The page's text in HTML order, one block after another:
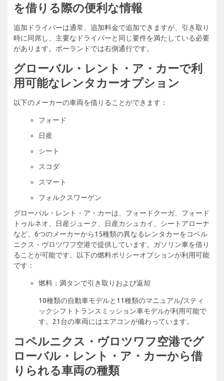
を借りる際の便利な情報
追加ドライバーは通常、追加料金で追加できますが、引き取り
時に同席し、主要なドライバーと同じ要件を満たしている必要
があります。ポーランドでは右側通行です。
グローバル・レント・ア・カーで利
用可能なレンタカーオプション
以下のメーカーの車両を借りることができます：
フォード
日産
シート
スコダ
スマート
フォルクスワーゲン
グローバル・レント・ア・カーは、フォードクーガ、フォード
トゥルネオ、日産ジューク、日産カシュカイ、シートアローナ
など、6つのメーカーから15種類の異なるレンタカーをコペル
ニクス・ヴロツワフ空港で提供しています。ガソリン車を借り
ることが可能です。以下の燃料ポリシーオプションが利用可能
です：
燃料：満タンで引き取りおよび返却
10種類の自動車モデルと11種類のマニュアル/スティ
ックシフトトランスミッション車モデルが利用可能で
す。21台の車両にはエアコンが備わっています。
コペルニクス・ヴロツワフ空港でグ
ローバル・レント・ア・カーから借
りられる車両の種類